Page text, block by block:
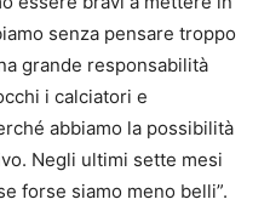
senza pensare troppo
grande responsabilità
i calciatori e
abbiamo la possibilità
Negli ultimi sette mesi
forse siamo meno belli”.